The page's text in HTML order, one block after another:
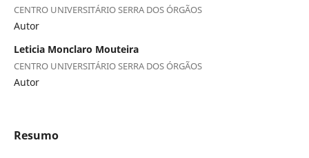
CENTRO UNIVERSITÁRIO SERRA DOS ÓRGÃOS
Autor
Leticia Monclaro Mouteira
CENTRO UNIVERSITÁRIO SERRA DOS ÓRGÃOS
Autor
Resumo